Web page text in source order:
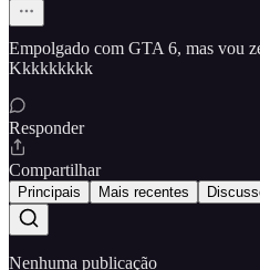
Empolgado com GTA 6, mas vou
Kkkkkkkkk
Responder
Compartilhar
Principais Mais recentes
Nenhuma publicação